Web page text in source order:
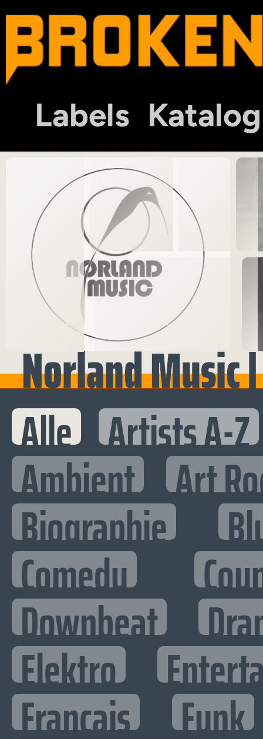
Labels Katalog
Norland Music
Alle Artists A-Z
Ambient Art
Biographie
Comedy
Downbeat
Elektro
Francais Funk